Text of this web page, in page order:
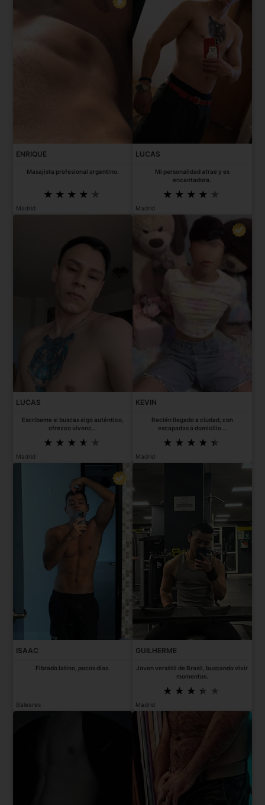
ENRIQUE
Masajista profesional argentino.
Madrid
LUCAS
Mi personalidad atrae y es
encantadora.
Madrid
LUCAS
Escríbeme si buscas algo auténtico,
ofrezco vivenc...
Madrid
KEVIN
Recién llegado a ciudad, con
escapadas a domicilio...
Madrid
ISAAC
Fibrado latino, pocos días.
Baleares
GUILHERME
Joven versátil de Brasil, buscando vivir
momentos.
Madrid